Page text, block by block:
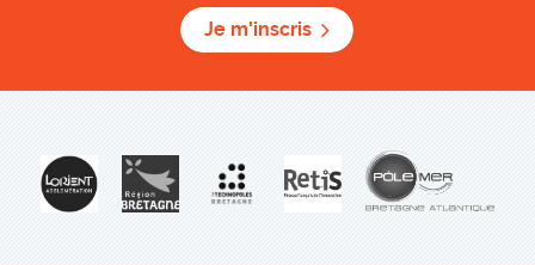
Je m'inscris